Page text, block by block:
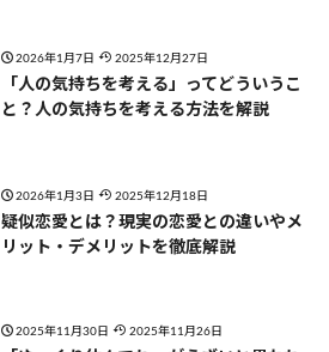
2026年1月7日 2025年12月27日
「人の気持ちを考える」ってどういうこ
と？人の気持ちを考える方法を解説
2026年1月3日 2025年12月18日
疑似恋愛とは？現実の恋愛との違いやメ
リット・デメリットを徹底解説
2025年11月30日 2025年11月26日